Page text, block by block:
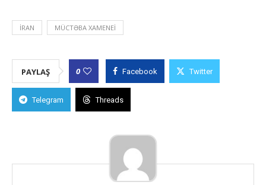
İRAN MÜCTƏBA XAMENEI
PAYLAŞ 0 Facebook Twitter
Telegram Threads